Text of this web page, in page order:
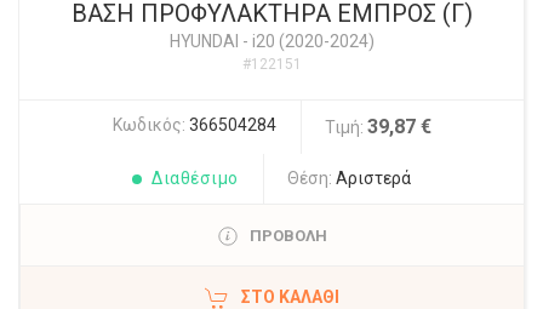
ΒΑΣΗ ΠΡΟΦΥΛΑΚΤΗΡΑ ΕΜΠΡΟΣ (Γ)
HYUNDAI - i20 (2020-2024)
#122151
Κωδικός: 366504284 Τιμή: 39,87 €
Διαθέσιμο Θέση: Αριστερά
ΠΡΟΒΟΛΗ
ΣΤΟ ΚΑΛΆΘΙ